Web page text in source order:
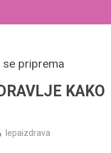
se priprema
KAKO
lepaizdrava